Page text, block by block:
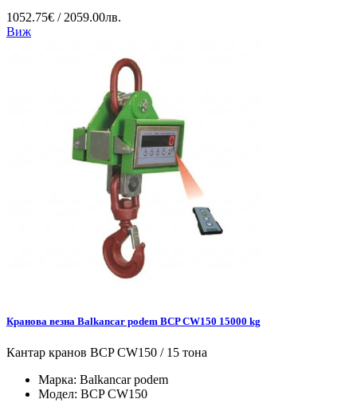
1052.75€ / 2059.00лв.
Виж
Кранова везна Balkancar podem BCP CW150 15000 kg
Кантар кранов BCP CW150 / 15 тона
Марка: Balkancar podem
Модел: BCP CW150